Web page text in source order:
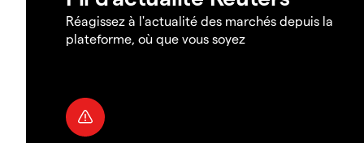
Réagissez à l'actualité des marchés depuis la
plateforme, où que vous soyez